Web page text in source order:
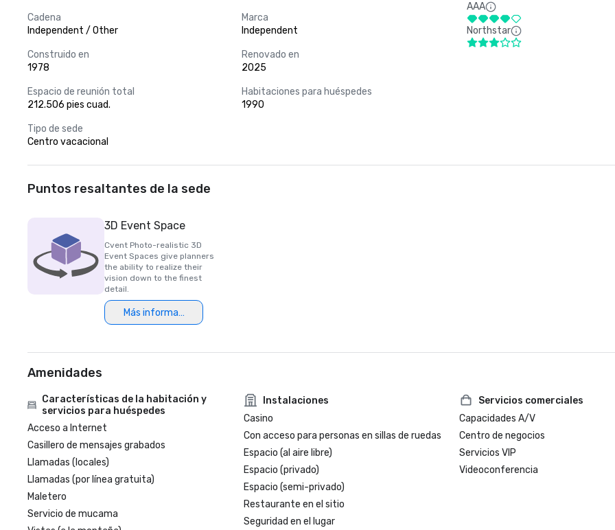
Cadena
Independent / Other
Marca
Independent
Construido en
1978
Renovado en
2025
Espacio de reunión total
212.506 pies cuad.
Habitaciones para huéspedes
1990
Tipo de sede
Centro vacacional
AAA
Northstar
Puntos resaltantes de la sede
3D Event Space
Cvent Photo-realistic 3D
Event Spaces give planners
the ability to realize their
vision down to the finest
detail.
Más información
Amenidades
Características de la habitación y
servicios para huéspedes
Acceso a Internet
Casillero de mensajes grabados
Llamadas (locales)
Llamadas (por línea gratuita)
Maletero
Servicio de mucama
Instalaciones
Casino
Con acceso para personas en sillas de ruedas
Espacio (al aire libre)
Espacio (privado)
Espacio (semi-privado)
Restaurante en el sitio
Seguridad en el lugar
Servicios comerciales
Capacidades A/V
Centro de negocios
Servicios VIP
Videoconferencia